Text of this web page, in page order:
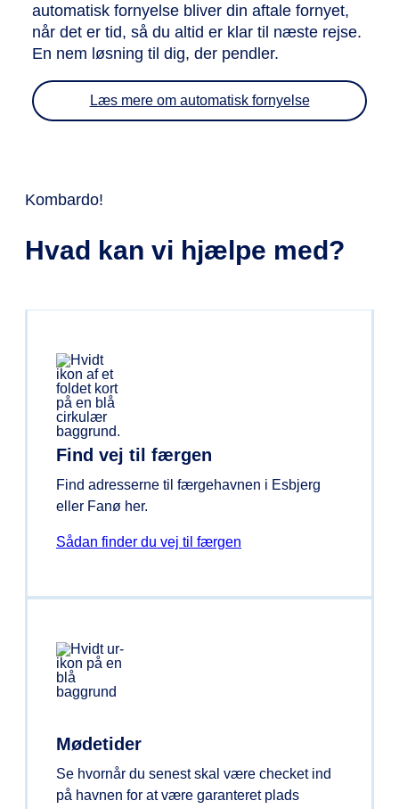
automatisk fornyelse bliver din aftale fornyet,
når det er tid, så du altid er klar til næste rejse.
En nem løsning til dig, der pendler.
Læs mere om automatisk fornyelse
Kombardo!
Hvad kan vi hjælpe med?
Find vej til færgen
Find adresserne til færgehavnen i Esbjerg
eller Fanø her.
Sådan finder du vej til færgen
Mødetider
Se hvornår du senest skal være checket ind
på havnen for at være garanteret plads